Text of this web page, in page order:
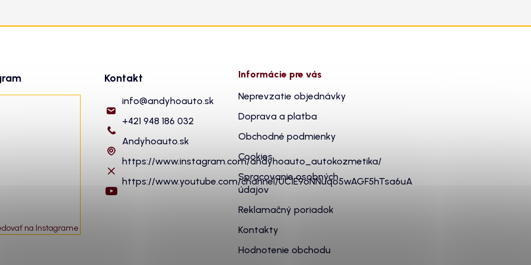
na Instagrame
Kontakt
info@andyhoauto.sk
+421 948 186 032
Andyhoauto.sk
https://www.instagram.com/andyhoauto_autokozmetika/
https://www.youtube.com/channel/UC1E9oNNuqo5wAGF5hTsa6uA
Informácie pre vás
Neprevzatie objednávky
Doprava a platba
Obchodné podmienky
Cookies
Spracovanie osobných
údajov
Reklamačný poriadok
Kontakty
Hodnotenie obchodu